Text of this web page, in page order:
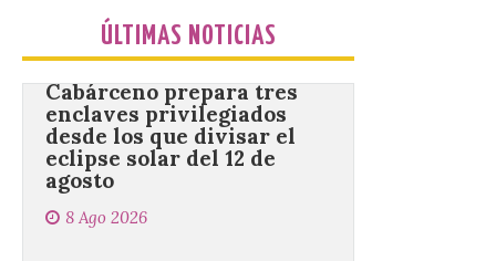
ÚLTIMAS NOTICIAS
Cabárceno prepara tres
desde los que divisar el
eclipse solar del 12 de
agosto
8 Ago 2026